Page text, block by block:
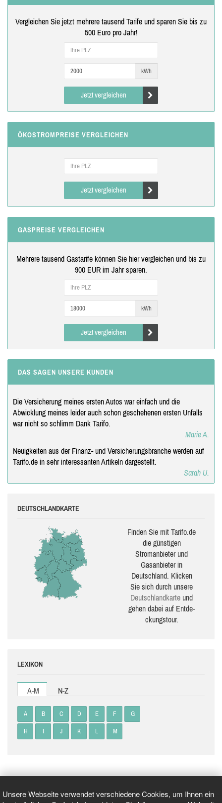
Unsere Webseite verwendet verschiedene Cookies, um Ihnen ein
Vergleichen Sie jetzt mehrere tausend Tarife und sparen Sie bis zu
500 Euro pro Jahr!
kWh
Jetzt vergleichen
ÖKOSTROMPREISE VERGLEICHEN
Jetzt vergleichen
GASPREISE VERGLEICHEN
Mehrere tausend Gastarife können Sie hier vergleichen und bis zu
900 EUR im Jahr sparen.
kWh
Jetzt vergleichen
DAS SAGEN UNSERE KUNDEN
Die Versicherung meines ersten Autos war einfach und die
Abwicklung meines leider auch schon geschehenen ersten Unfalls
war nicht so schlimm Dank Tarifo.
Marie A.
Neuigkeiten aus der Finanz- und Versicherungsbranche werden auf
Tarifo.de in sehr interessanten Artikeln dargestellt.
Sarah U.
DEUTSCHLANDKARTE
Finden Sie mit Tarifo.de
die güns­ti­gen
Stromanbieter und
Gasanbieter in
Deutschland. Klicken
Sie sich durch unsere
Deutsch­land­karte und
gehen dabei auf Ent­de­
ckungs­tour.
LEXIKON
A-M N-Z
A B C D E F G
H I J K L M